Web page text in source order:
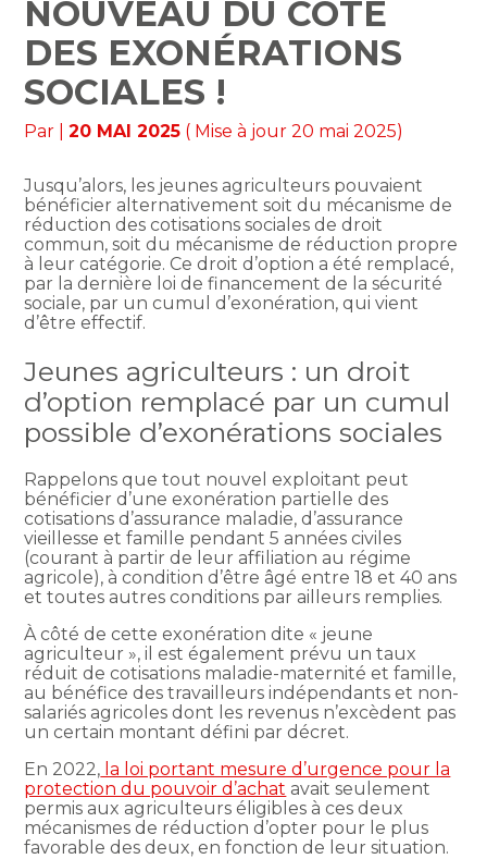
NOUVEAU DU CÔTÉ
DES EXONÉRATIONS
SOCIALES !
Par |20 MAI 2025 ( Mise à jour 20 mai 2025)
Jusqu’alors, les jeunes agriculteurs pouvaient
bénéficier alternativement soit du mécanisme de
réduction des cotisations sociales de droit
commun, soit du mécanisme de réduction propre
à leur catégorie. Ce droit d’option a été remplacé,
par la dernière loi de financement de la sécurité
sociale, par un cumul d’exonération, qui vient
d’être effectif.
Jeunes agriculteurs : un droit
d’option remplacé par un cumul
possible d’exonérations sociales
Rappelons que tout nouvel exploitant peut
bénéficier d’une exonération partielle des
cotisations d’assurance maladie, d’assurance
vieillesse et famille pendant 5 années civiles
(courant à partir de leur affiliation au régime
agricole), à condition d’être âgé entre 18 et 40 ans
et toutes autres conditions par ailleurs remplies.
À côté de cette exonération dite « jeune
agriculteur », il est également prévu un taux
réduit de cotisations maladie-maternité et famille,
au bénéfice des travailleurs indépendants et non-
salariés agricoles dont les revenus n’excèdent pas
un certain montant défini par décret.
En 2022, la loi portant mesure d’urgence pour la
protection du pouvoir d’achat avait seulement
permis aux agriculteurs éligibles à ces deux
mécanismes de réduction d’opter pour le plus
favorable des deux, en fonction de leur situation.